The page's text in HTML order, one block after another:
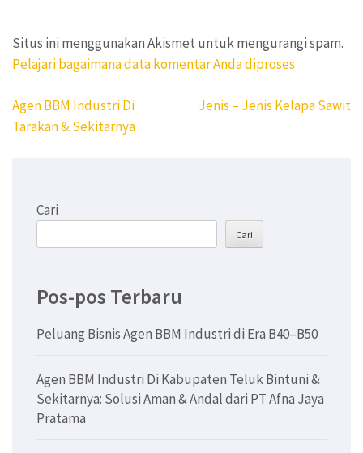
Situs ini menggunakan Akismet untuk mengurangi spam.
Pelajari bagaimana data komentar Anda diproses
Navigasi
pos
Agen BBM Industri Di
Tarakan & Sekitarnya
Jenis – Jenis Kelapa Sawit
Cari
Cari
Pos-pos Terbaru
Peluang Bisnis Agen BBM Industri di Era B40–B50
Agen BBM Industri Di Kabupaten Teluk Bintuni &
Sekitarnya: Solusi Aman & Andal dari PT Afna Jaya
Pratama